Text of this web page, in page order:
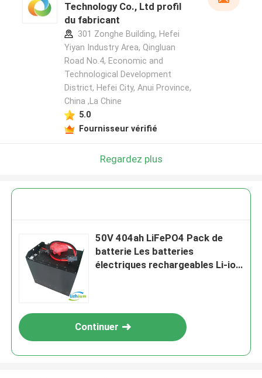
Technology Co., Ltd profil
du fabricant
301 Zonghe Building, Hefei
Yiyan Industry Area, Qingluan
Road No.4, Economic and
Technological Development
District, Hefei City, Anui Province,
China ,La Chine
5.0
Fournisseur vérifié
Regardez plus
50V 404ah LiFePO4 Pack de
batterie Les batteries
électriques rechargeables Li-ion
Continuer